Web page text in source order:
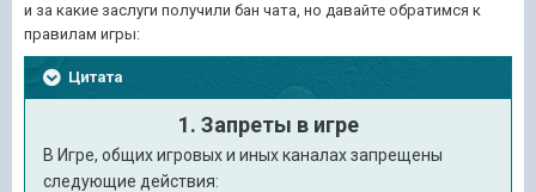
и за какие заслуги получили бан чата, но давайте обратимся к
правилам игры:
Цитата
1. Запреты в игре
В Игре, общих игровых и иных каналах запрещены
следующие действия: